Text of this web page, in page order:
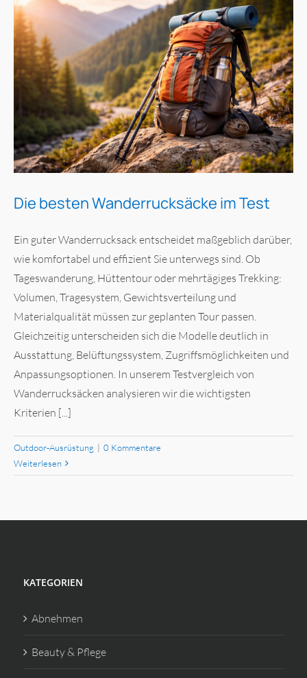
Die besten Wanderrucksäcke im Test
Ein guter Wanderrucksack entscheidet maßgeblich darüber,
wie komfortabel und effizient Sie unterwegs sind. Ob
Tageswanderung, Hüttentour oder mehrtägiges Trekking:
Volumen, Tragesystem, Gewichtsverteilung und
Materialqualität müssen zur geplanten Tour passen.
Gleichzeitig unterscheiden sich die Modelle deutlich in
Ausstattung, Belüftungssystem, Zugriffsmöglichkeiten und
Anpassungsoptionen. In unserem Testvergleich von
Wanderrucksäcken analysieren wir die wichtigsten
Kriterien [...]
Outdoor-Ausrüstung | 0 Kommentare
Weiterlesen
KATEGORIEN
Abnehmen
Beauty & Pflege